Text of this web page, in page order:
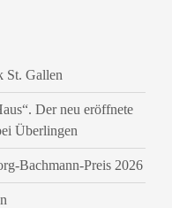
St. Gallen
Der neu eröffnete
Überlingen
Bachmann-Preis 2026